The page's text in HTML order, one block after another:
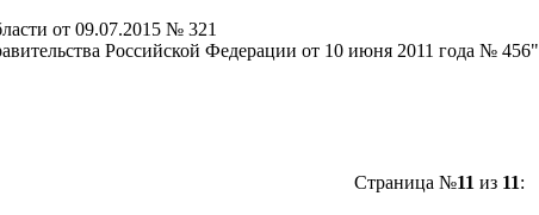
от 09.07.2015 № 321
Российской Федерации от 10 июня 2011 года № 456"
Страница №11 из 11: